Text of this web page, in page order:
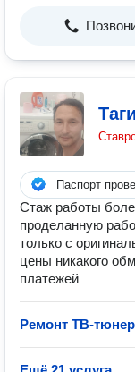
Паспорт
Стаж работы
проделанную
только с
цены никакого
платежей
Ремонт ТВ-